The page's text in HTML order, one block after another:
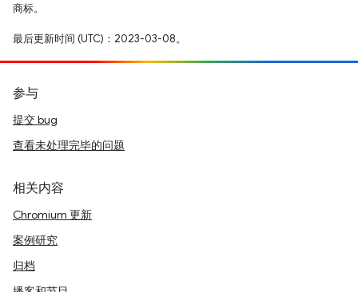
商标。
最后更新时间 (UTC)：2023-03-08。
参与
提交 bug
查看未处理完毕的问题
相关内容
Chromium 更新
案例研究
归档